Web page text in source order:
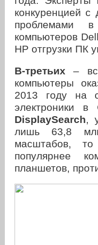
конкуренцией
проблемами
компьютеров
HP отгрузки ПК
В-третьих–
компьютеры
2013 году на
электроники
DisplaySearch,
лишь 63,8
масштабов,
популярнее
планшетов,